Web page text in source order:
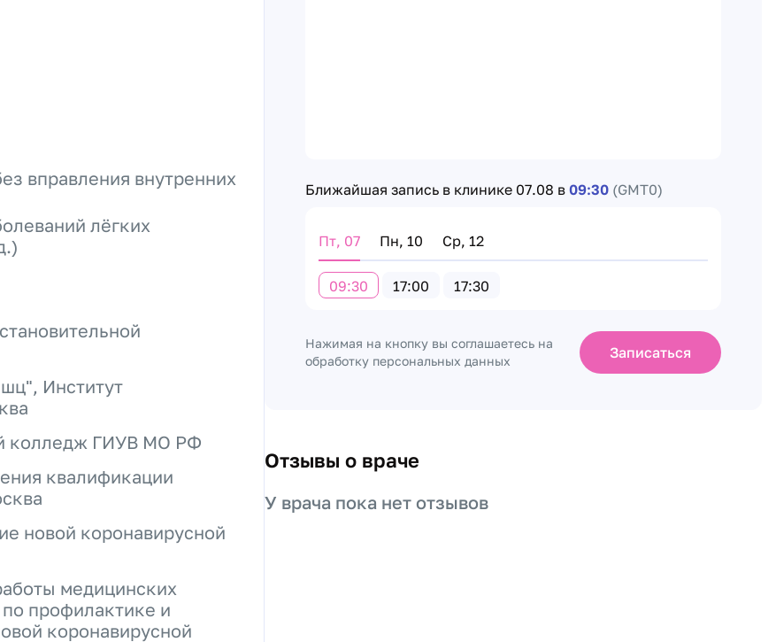
вправления внутренних
лёгких
Институт
колледж ГИУВ МО РФ
квалификации
новой коронавирусной
медицинских
профилактике и
коронавирусной
Ближайшая запись в клинике 07.08 в 09:30 (GMT0)
Пт, 07 Пн, 10 Ср, 12
09:30 17:00 17:30
Нажимая на кнопку вы соглашаетесь на
обработку персональных данных
Записаться
Отзывы о враче
У врача пока нет отзывов